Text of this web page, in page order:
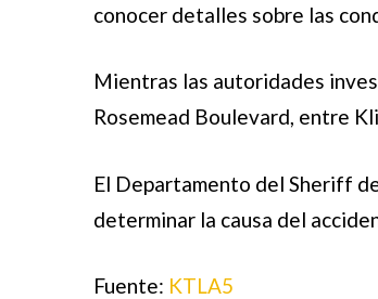
conocer detalles sobre las
Mientras las autoridades
Rosemead Boulevard, entre
El Departamento del Sheriff
determinar la causa del
Fuente: KTLA5